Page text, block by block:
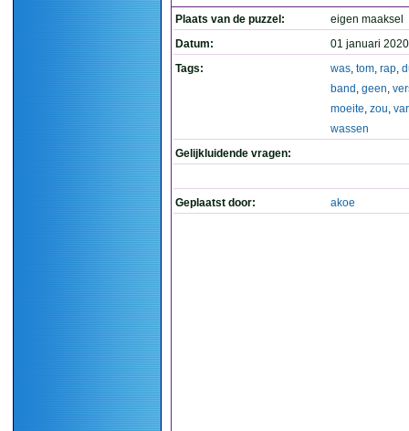
Plaats van de puzzel:
eigen maaksel
Datum:
01 januari
Tags:
was, tom, rap,
band , geen,
moeite, zou,
wassen
Gelijkluidende vragen:
Geplaatst door: akoe